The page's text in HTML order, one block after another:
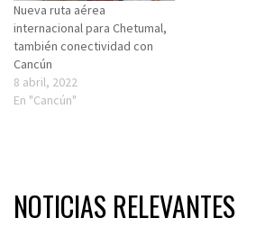
Nueva ruta aérea
internacional para Chetumal,
también conectividad con
Cancún
8 abril, 2022
En "Cancún"
NOTICIAS RELEVANTES